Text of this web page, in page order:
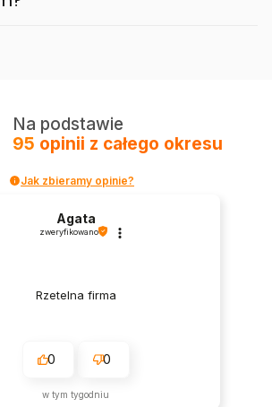
Na podstawie
95 opinii z całego okresu
Jak zbieramy opinie?
Agata
zweryfikowano
Rzetelna firma
0 0
w tym tygodniu